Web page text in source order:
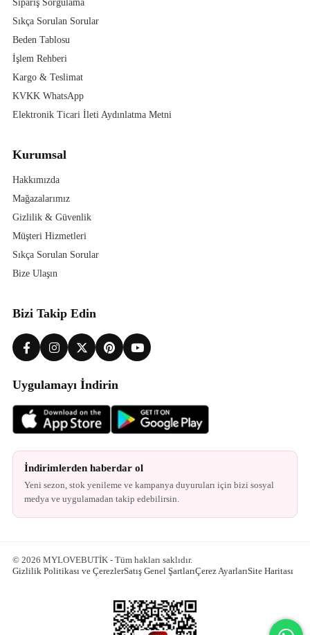
Sipariş Sorgulama
Sıkça Sorulan Sorular
Beden Tablosu
İşlem Rehberi
Kargo & Teslimat
KVKK WhatsApp
Elektronik Ticari İleti Aydınlatma Metni
Kurumsal
Hakkımızda
Mağazalarımız
Gizlilik & Güvenlik
Müşteri Hizmetleri
Sıkça Sorulan Sorular
Bize Ulaşın
Bizi Takip Edin
Uygulamayı İndirin
İndirimlerden haberdar ol
Yeni sezon, stok yenileme ve kampanya duyuruları için bizi sosyal
medya ve uygulamadan takip edebilirsin.
© 2026 MYLOVEBUTİK - Tüm hakları saklıdır.
Gizlilik Politikası ve ÇerezlerSatış Genel ŞartlarıÇerez AyarlarıSite Haritası